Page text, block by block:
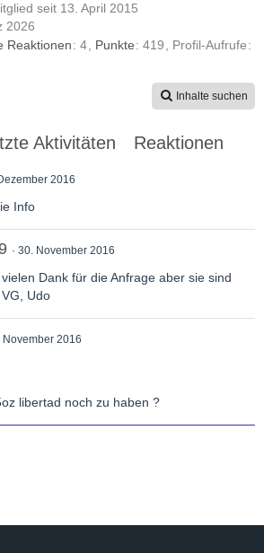
seit 13. April 2015
2026
Reaktionen 4 Punkte 419
Profil-Aufrufe
Inhalte suchen
Aktivitäten Reaktionen
2016
Info
30. November 2016
Dank für die Anfrage aber sie sind
Udo
November 2016
libertad noch zu haben ?